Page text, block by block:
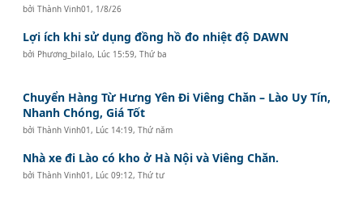
bởiThành Vinh01 , 1/8/26
Lợi ích khi sử dụng đồng hồ đo nhiệt độ DAWN
bởi Phương_bilalo, Lúc 15:59, Thứ ba
Chuyển Hàng Từ Hưng Yên Đi Viêng Chăn – Lào Uy Tín,
Nhanh Chóng, Giá Tốt
bởiThành Vinh01 , Lúc 14:19, Thứ năm
Nhà xe đi Lào có kho ở Hà Nội và Viêng Chăn.
bởiThành Vinh01 , Lúc 09:12, Thứ tư